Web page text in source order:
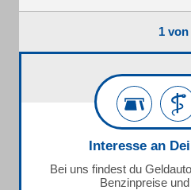
1 von
Interesse an
Bei uns findest du
Benzinpreise